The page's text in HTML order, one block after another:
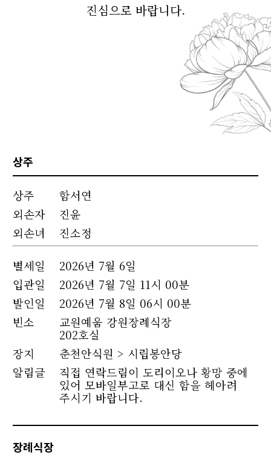
진심으로 바랍니다.
상주
상주
함서연
외손자
진윤
외손녀
진소정
별세일
2026년 7월 6일
입관일
2026년 7월 7일 11시 00분
발인일
2026년 7월 8일 06시 00분
빈소
교원예움 강원장례식장
202호실
장지
춘천안식원 > 시립봉안당
알림글
직접 연락드림이 도리이오나 황망 중에
있어 모바일부고로 대신 함을 헤아려
주시기 바랍니다.
장례식장